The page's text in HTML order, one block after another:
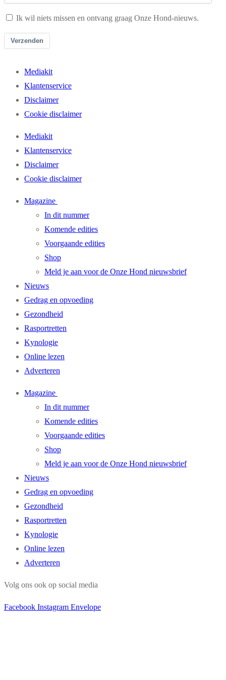
Ik wil niets missen en ontvang graag Onze Hond-nieuws.
Verzenden
Mediakit
Klantenservice
Disclaimer
Cookie disclaimer
Mediakit
Klantenservice
Disclaimer
Cookie disclaimer
Magazine
In dit nummer
Komende edities
Voorgaande edities
Shop
Meld je aan voor de Onze Hond nieuwsbrief
Nieuws
Gedrag en opvoeding
Gezondheid
Rasportretten
Kynologie
Online lezen
Adverteren
Magazine
In dit nummer
Komende edities
Voorgaande edities
Shop
Meld je aan voor de Onze Hond nieuwsbrief
Nieuws
Gedrag en opvoeding
Gezondheid
Rasportretten
Kynologie
Online lezen
Adverteren
Volg ons ook op social media
Facebook Instagram Envelope